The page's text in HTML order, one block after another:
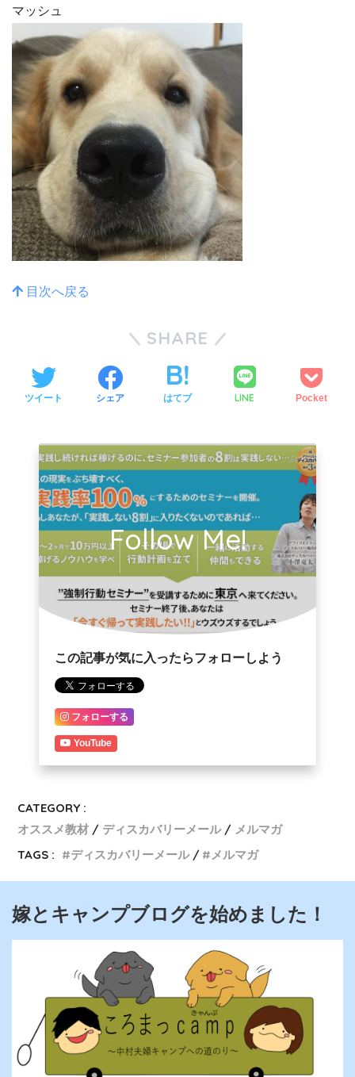
マッシュ
目次へ戻る
SHARE
ツイート シェア はてブ LINE Pocket
Follow Me!
この記事が気に入ったらフォローしよう
フォローする
YouTube
CATEGORY :
オススメ教材
ディスカバリーメール
メルマガ
TAGS :
ディスカバリーメール メルマガ
嫁とキャンプブログを始めました！